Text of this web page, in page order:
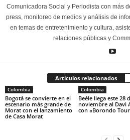
Comunicadora Social y Periodista con más
press, monitoreo de medios y análisis de
en temas de entretenimiento y cultura,
relaciones públicas y
Artículos relacionados
Colombia
Bogotá se convierte en el
escenario más grande de
Morat con el lanzamiento
de Casa Morat
Colombia
Beéle llega este 28
noviembre al Davi
con «Borondo